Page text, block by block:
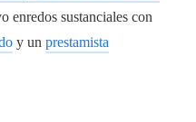
enredos sustanciales con
y un prestamista